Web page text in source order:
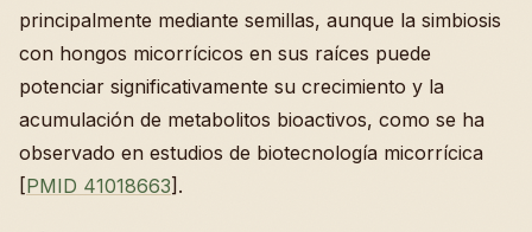
principalmente mediante semillas, aunque la simbiosis
con hongos micorrícicos en sus raíces puede
potenciar significativamente su crecimiento y la
acumulación de metabolitos bioactivos, como se ha
observado en estudios de biotecnología micorrícica
[PMID 41018663].